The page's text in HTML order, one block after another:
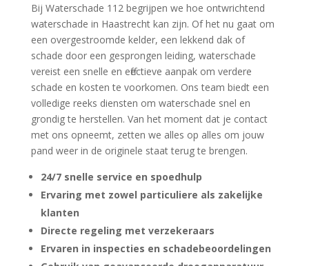
Bij Waterschade 112 begrijpen we hoe ontwrichtend
waterschade in Haastrecht kan zijn.​ Of het nu gaat om
een overgestroomde kelder, een lekkend dak of
schade door een gesprongen leiding, waterschade
vereist een snelle en effectieve aanpak om verdere
schade en kosten te voorkomen.​ Ons team biedt een
volledige reeks diensten om waterschade snel en
grondig te herstellen.​ Van het moment dat je contact
met ons opneemt, zetten we alles op alles om jouw
pand weer in de originele staat terug te brengen.​
24/7 snelle service en spoedhulp
Ervaring met zowel particuliere als zakelijke
klanten
Directe regeling met verzekeraars
Ervaren in inspecties en schadebeoordelingen